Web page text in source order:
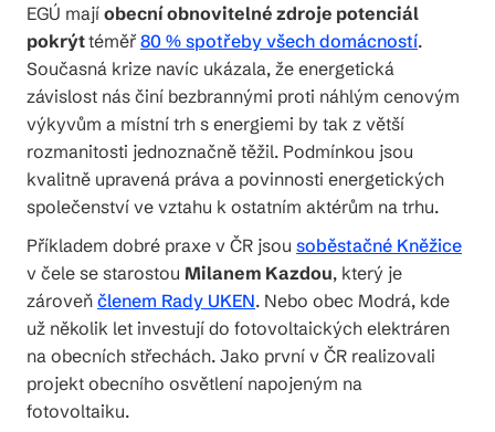
EGÚ mají obecní obnovitelné zdroje potenciál
pokrýttéměř80 % spotřeby všech domácností.
Současná krize navíc ukázala, že energetická
závislost nás činí bezbrannými proti náhlým cenovým
výkyvům a místní trh s energiemi by tak z větší
rozmanitosti jednoznačně těžil. Podmínkou jsou
kvalitně upravená práva a povinnosti energetických
společenství ve vztahu k ostatním aktérům na trhu.
Příkladem dobré praxe v ČR jsou soběstačné Kněžice
v čele se starostou Milanem Kazdou, který je
zároveň členem Rady UKEN. Nebo obec Modrá, kde
už několik let investují do fotovoltaických elektráren
na obecních střechách. Jako první v ČR realizovali
projekt obecního osvětlení napojeným na
fotovoltaiku.